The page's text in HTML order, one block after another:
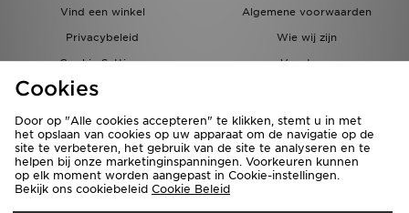
Vind een winkel
Algemene voorwaarden
Privacybeleid
Wie wij zijn
Cookie Settings
Vacatures
Bestellingen en Levering
Cookies
Door op "Alle cookies accepteren" te klikken, stemt u in met
het opslaan van cookies op uw apparaat om de navigatie op de
site te verbeteren, het gebruik van de site te analyseren en te
helpen bij onze marketinginspanningen. Voorkeuren kunnen
op elk moment worden aangepast in Cookie-instellingen.
Bekijk ons cookiebeleid Cookie Beleid